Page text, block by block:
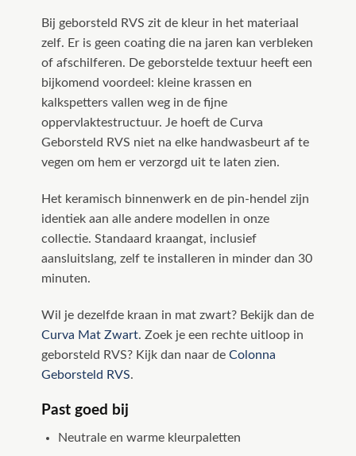
Bij geborsteld RVS zit de kleur in het materiaal
zelf. Er is geen coating die na jaren kan verbleken
of afschilferen. De geborstelde textuur heeft een
bijkomend voordeel: kleine krassen en
kalkspetters vallen weg in de fijne
oppervlaktestructuur. Je hoeft de Curva
Geborsteld RVS niet na elke handwasbeurt af te
vegen om hem er verzorgd uit te laten zien.
Het keramisch binnenwerk en de pin-hendel zijn
identiek aan alle andere modellen in onze
collectie. Standaard kraangat, inclusief
aansluitslang, zelf te installeren in minder dan 30
minuten.
Wil je dezelfde kraan in mat zwart? Bekijk dan de
Curva Mat Zwart. Zoek je een rechte uitloop in
geborsteld RVS? Kijk dan naar de Colonna
Geborsteld RVS.
Past goed bij
Neutrale en warme kleurpaletten